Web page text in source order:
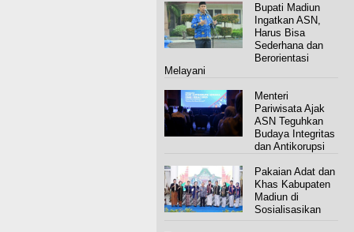
Bupati Madiun
Ingatkan ASN,
Harus Bisa
Sederhana dan
Berorientasi
Melayani
Menteri
Pariwisata Ajak
ASN Teguhkan
Budaya Integritas
dan Antikorupsi
Pakaian Adat dan
Khas Kabupaten
Madiun di
Sosialisasikan